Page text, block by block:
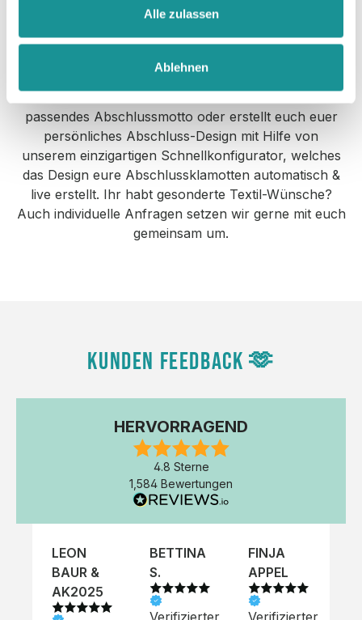
Alle zulassen
Ablehnen
Bei AK Hoodies findet Ihr qualitative Abschluss-Pullis
zu günstigen Preisen mit Bestpreis-Garantie. Ob Abi-
jegliche Art von Schulkleidung in Auftrag geben.
Wählt zwischen +1000 Abschluss- & Abi-Motive euer
passendes Abschlussmotto oder erstellt euch euer
persönliches Abschluss-Design mit Hilfe von
unserem einzigartigen Schnellkonfigurator, welches
das Design eure Abschlussklamotten automatisch &
live erstellt. Ihr habt gesonderte Textil-Wünsche?
Auch individuelle Anfragen setzen wir gerne mit euch
gemeinsam um.
KUNDEN FEEDBACK 🫶
HERVORRAGEND
4.8 Sterne
1,584 Bewertungen
LEON
BAUR &
AK2025
BETTINA
S.
Verifizierter
FINJA
APPEL
Verifizierter